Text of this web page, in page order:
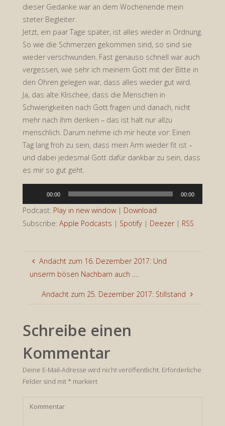
dieser Gedanke war an dem Wochenende mein
steter Begleiter.
Jetzt, ein paar Tage später, ist alles wieder in Ordnung.
So wie die Schmerzen gekommen sind, so sind sie
wieder verschwunden. Fast genauso schnell war auch
vergessen, wie sehr ich meinem Gott mit der Bitte in
den Ohren gelegen war, dass alles wieder gut wird.
Ja, das alte Klischee, dass die Menschen in
Schwierigkeiten nach Gott fragen und danach, nicht
mehr nach ihm denken – das ist halt nur allzu
menschlich. Darum nehme ich mir heute vor: Einen
Tag lang froh zu sein, dass mein Arm wieder fit ist –
und dabei jedesmal Gott dafür dankbar zu sein, dass
es mir so gut geht.
Player
00:00 00:00
Podcast: Play in new window| Download
Subscribe: Apple Podcasts | Spotify| Deezer| RSS
Andacht zum 16. Dezember 2017: Und
unserm bösen Nachbarn auch ….
Andacht zum 25. Dezember 2017: Stillstand
Schreibe einen
Kommentar
Deine E-Mail-Adresse wird nicht veröffentlicht. Erforderliche
Felder sind mit*markiert